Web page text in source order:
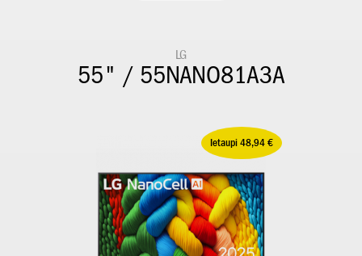
LG
55" / 55NANO81A3A
Ietaupi 48,94 €